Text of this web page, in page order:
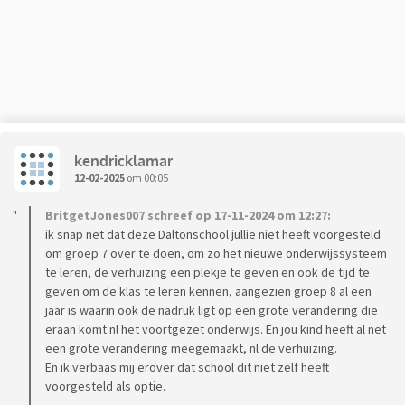
kwamen de problemen. Na een week mailde ik de gewenste
school op om te vragen of zij al contact had gehad met de
huidige school. Ik kreeg van de gewenste school een email
met dat ze idd overlegd hebben en dat het in Amsterdam
toch niet gewenst zou zijn om te wisselen en dat ik in
gesprek diende te gaan met de huidige school, waarop ik
meteen de ib-er van de school heb gebeld om verhaal te
halen.(ik was in paniekmodus, mijn kind was precies een dag
eerder geslagen). Ik kreeg idd te horen dat het niet zomaar
kon en werd uitgenodigd voor een gesprek. Ik heb tijdens t
gesprek mijn zorgen geuit door te vermelden: 1. Dalton ligt
kendricklamar
12-02-2025 om 00:05
BritgetJones007 schreef op 17-11-2024 om 12:27:
ik snap net dat deze Daltonschool jullie niet heeft voorgesteld
om groep 7 over te doen, om zo het nieuwe onderwijssysteem
te leren, de verhuizing een plekje te geven en ook de tijd te
geven om de klas te leren kennen, aangezien groep 8 al een
jaar is waarin ook de nadruk ligt op een grote verandering die
eraan komt nl het voortgezet onderwijs. En jou kind heeft al net
een grote verandering meegemaakt, nl de verhuizing.
En ik verbaas mij erover dat school dit niet zelf heeft
voorgesteld als optie.